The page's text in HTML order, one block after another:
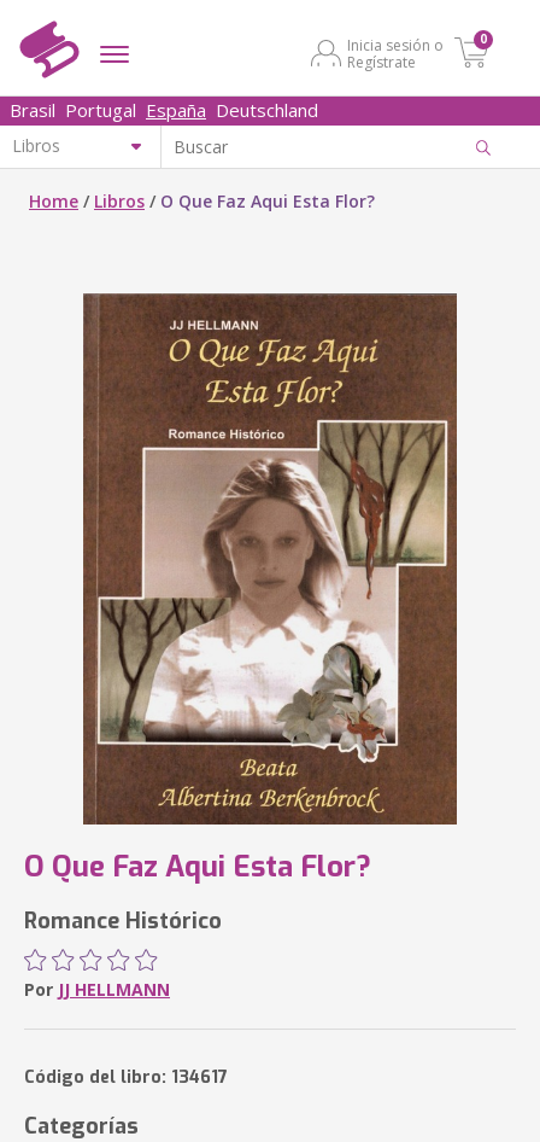
Inicia sesión o
Regístrate
0
Brasil Portugal España Deutschland
Home / Libros / O Que Faz Aqui Esta Flor?
O Que Faz Aqui Esta Flor?
Romance Histórico
Por JJ HELLMANN
Código del libro: 134617
Categorías